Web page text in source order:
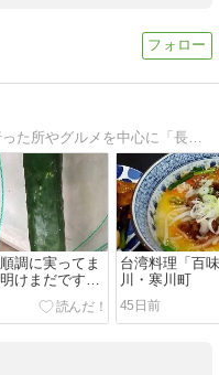
子２人のCookPad大好きパパが、行った所やグルメを中心に「長閑だな〜」と思ったことを綴ります。宜しくお願いしま〜す。
調に実ってま
けまだですか
台湾料理「百
川・寒川町
45日前